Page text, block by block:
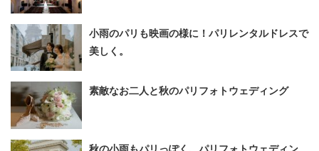
小雨のパリも映画の様に！パリレンタルドレスで
美しく。
素敵なお二人と秋のパリフォトウェディング